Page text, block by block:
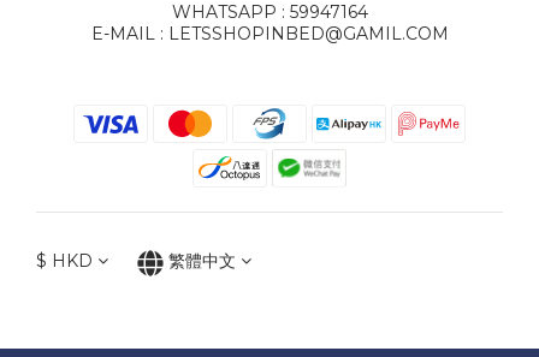
WHATSAPP : 59947164
E-MAIL : LETSSHOPINBED@GAMIL.COM
$ HKD 繁體中文